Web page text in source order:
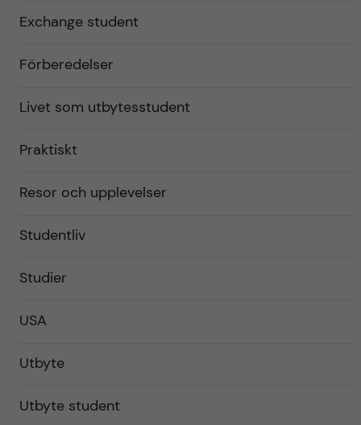
Exchange student
Förberedelser
Livet som utbytesstudent
Praktiskt
Resor och upplevelser
Studentliv
Studier
USA
Utbyte
Utbyte student